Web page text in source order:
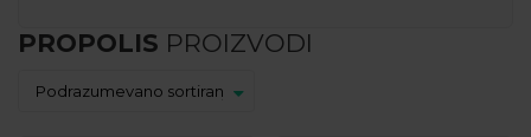
PROPOLIS PROIZVODI